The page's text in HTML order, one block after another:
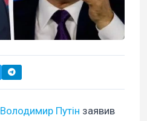
Володимир Путін заявив